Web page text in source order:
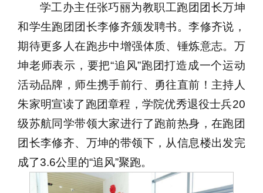
学工办主任张巧丽为教职工跑团团长万坤
和学生跑团团长李修齐颁发聘书。李修齐说，
期待更多人在跑步中增强体质、锤炼意志。万
坤老师表示，要把“追风”跑团打造成一个运动
活动品牌，师生携手前行、勇往直前！主持人
朱家明宣读了跑团章程，学院优秀退役士兵20
级苏航同学带领大家进行了跑前热身，在跑团
团长李修齐、万坤的带领下，从信息楼出发完
成了3.6公里的“追风”聚跑。